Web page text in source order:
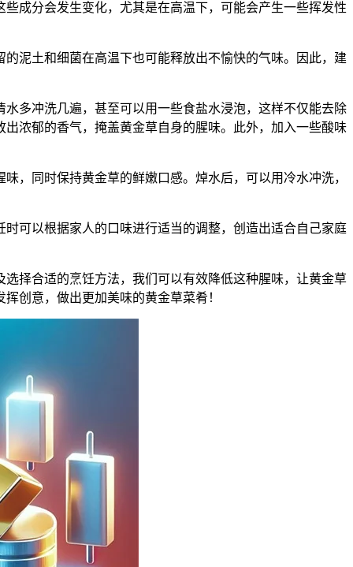
成分会发生变化，尤其是在高温下，可能会产生一些挥发性
泥土和细菌在高温下也可能释放出不愉快的气味。因此，建
多冲洗几遍，甚至可以用一些食盐水浸泡，这样不仅能去除
浓郁的香气，掩盖黄金草自身的腥味。此外，加入一些酸味
，同时保持黄金草的鲜嫩口感。焯水后，可以用冷水冲洗，
可以根据家人的口味进行适当的调整，创造出适合自己家庭
择合适的烹饪方法，我们可以有效降低这种腥味，让黄金草
创意，做出更加美味的黄金草菜肴！